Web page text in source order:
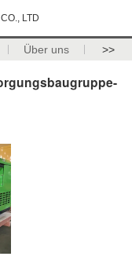
LTD
Über uns >>